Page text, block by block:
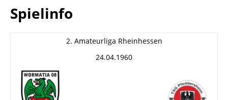
Spielinfo
2. Amateurliga Rheinhessen
24.04.1960